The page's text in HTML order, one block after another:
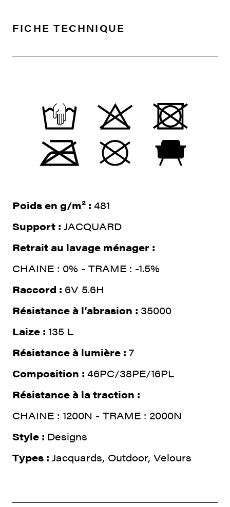
FICHE TECHNIQUE
Poids en g/m² : 481
Support : JACQUARD
Retrait au lavage ménager :
CHAINE : 0% - TRAME : -1.5%
Raccord : 6V 5.6H
Résistance à l‘abrasion : 35000
Laize : 135 L
Résistance à lumière : 7
Composition : 46PC/38PE/16PL
Résistance à la traction :
CHAINE : 1200N - TRAME : 2000N
Style : Designs
Types : Jacquards, Outdoor, Velours